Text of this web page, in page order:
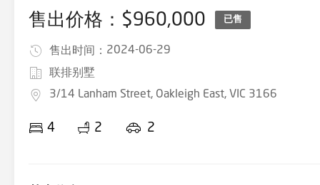
售出价格：$960,000 已售
售出时间： 2024-06-29
联排别墅
3/14 Lanham Street, Oakleigh East, VIC 3166
4 2 2